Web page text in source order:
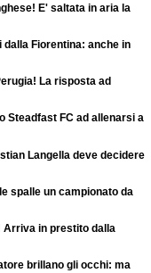
E' saltata in aria la
Fiorentina: anche in
La risposta ad
Steadfast FC ad allenarsi a
Langella deve decidere
spalle un campionato da
Arriva in prestito dalla
brillano gli occhi: ma